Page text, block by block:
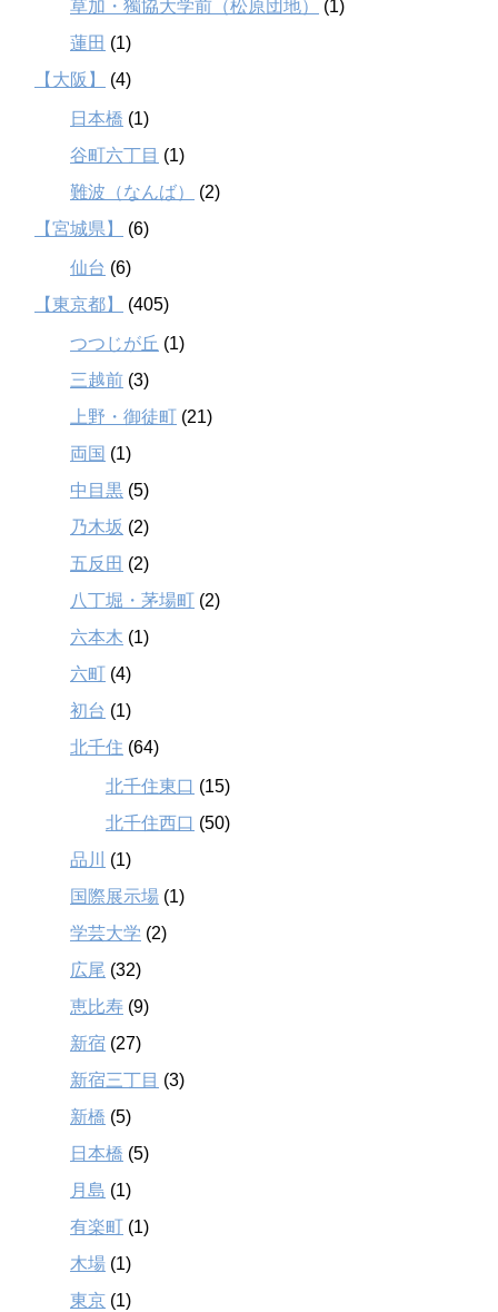
草加・獨協大学前（松原団地）
(1)
蓮田 (1)
【大阪】
(4)
日本橋 (1)
谷町六丁目 (1)
難波（なんば）
(2)
【宮城県】
(6)
仙台 (6)
【東京都】
(405)
つつじが丘 (1)
三越前 (3)
上野・御徒町 (21)
両国 (1)
中目黒 (5)
乃木坂 (2)
五反田 (2)
八丁堀・茅場町 (2)
六本木 (1)
六町 (4)
初台 (1)
北千住 (64)
北千住東口 (15)
北千住西口 (50)
品川
(1)
国際展示場 (1)
学芸大学 (2)
広尾 (32)
恵比寿 (9)
新宿 (27)
新宿三丁目 (3)
新橋 (5)
日本橋 (5)
月島 (1)
有楽町 (1)
木場 (1)
東京 (1)